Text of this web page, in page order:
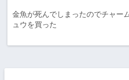
金魚が死んでしまったのでチャー
ュウを買った